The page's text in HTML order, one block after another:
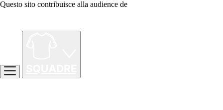
Questo sito contribuisce alla audience de